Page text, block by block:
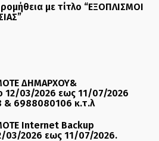
με τίτλο “ΕΞΟΠΛΙΣΜΟΙ
ΔΗΜΑΡΧΟΥ&
03/2026 εως 11/07/2026
& 6988080106 κ.τ.λ
Internet Backup
03/2026 εως 11/07/2026.